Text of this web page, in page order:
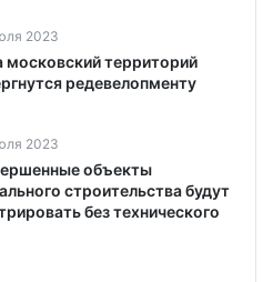
2023
московский территорий
редевелопменту
2023
объекты
строительства будут
без технического